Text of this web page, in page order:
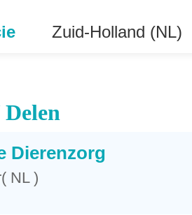
Zuid-Holland (NL)
Dierenzorg
NL )